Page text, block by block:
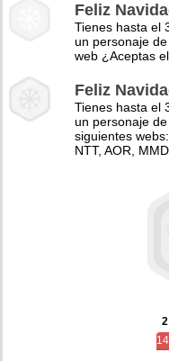
Feliz
Tienes hasta el
un personaje
web ¿Aceptas
Feliz
Tienes hasta el
un personaje
siguientes
NTT, AOR,